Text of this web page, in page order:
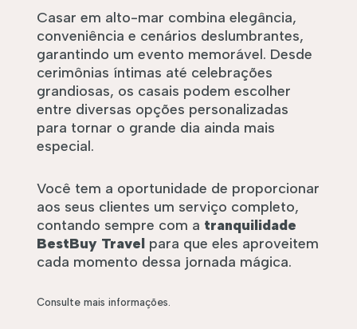
Casar em alto-mar combina elegância,
conveniência e cenários deslumbrantes,
garantindo um evento memorável. Desde
cerimônias íntimas até celebrações
grandiosas, os casais podem escolher
entre diversas opções personalizadas
para tornar o grande dia ainda mais
especial.
Você tem a oportunidade de proporcionar
aos seus clientes um serviço completo,
contando sempre com a tranquilidade
BestBuy Travelpara que eles aproveitem
cada momento dessa jornada mágica.
Consulte mais informações.